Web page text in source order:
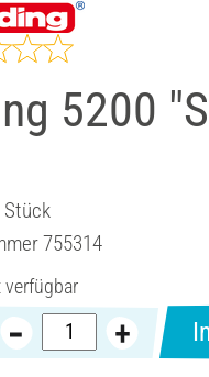
5200
Stück
755314
verfügbar